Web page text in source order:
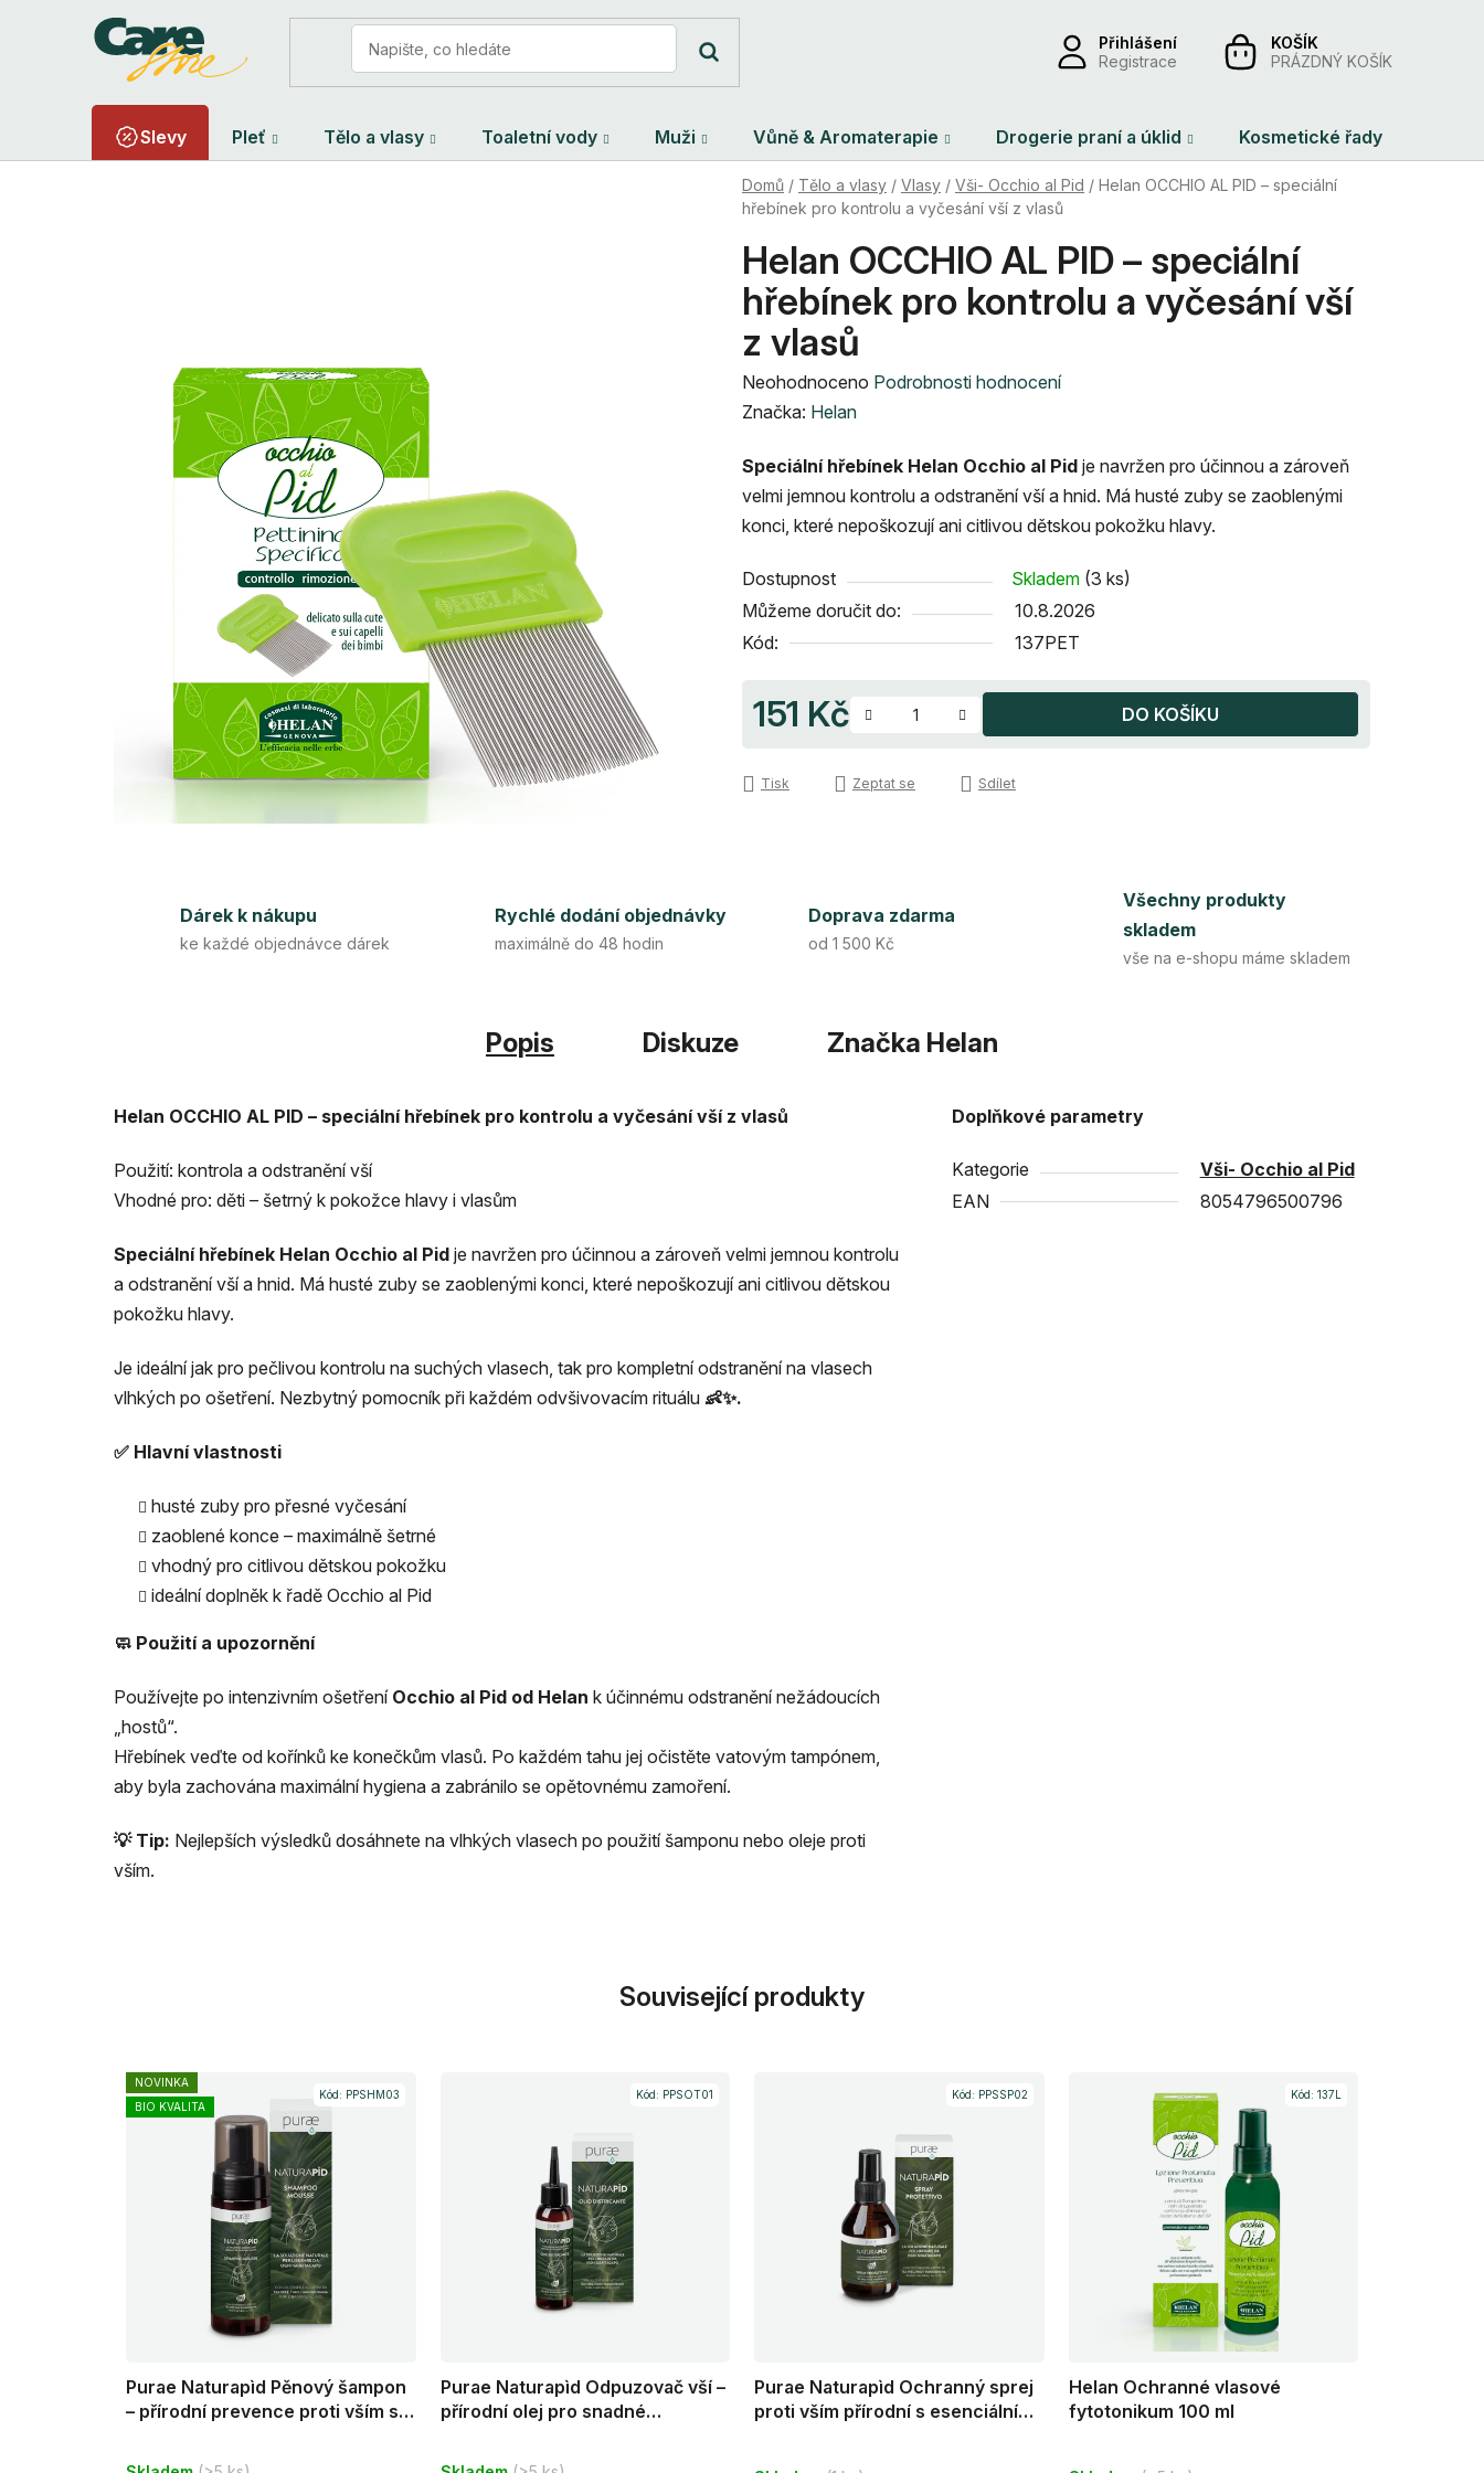
Přihlášení
Registrace
NÁKUPNÍPRÁZDNÝ KOŠÍK
Slevy Pleť Tělo a vlasy Toaletní vody Muži Vůně & Aromaterapie Drogerie praní a úklid Kosmetické řady
Domů / Tělo a vlasy / Vlasy / Vši- Occhio al Pid / Helan OCCHIO AL PID – speciální
hřebínek pro kontrolu a vyčesání vší z vlasů
Helan OCCHIO AL PID – speciální
hřebínek pro kontrolu a vyčesání vší
z vlasů
Průměrné
hodnocení
je
0,0
z
hvězdiček.
Neohodnoceno Podrobnosti hodnocení
Značka: Helan
Speciální hřebínek Helan Occhio al Pid je navržen pro účinnou a zároveň
velmi jemnou kontrolu a odstranění vší a hnid. Má husté zuby se zaoblenými
konci, které nepoškozují ani citlivou dětskou pokožku hlavy.
Dostupnost Skladem (3 ks)
Můžeme doručit do:
10.8.2026
Kód:
137PET
151 Kč DO KOŠÍKU
Tisk Zeptat se Sdílet
Dárek k nákupu
ke každé objednávce dárek
Rychlé dodání objednávky
maximálně do 48 hodin
Doprava zdarma
od 1 500 Kč
Všechny produkty
skladem
vše na e-shopu máme skladem
Popis Diskuze Značka Helan
Helan OCCHIO AL PID – speciální hřebínek pro kontrolu a vyčesání vší z vlasů
Použití: kontrola a odstranění vší
Vhodné pro: děti – šetrný k pokožce hlavy i vlasům
Speciální hřebínek Helan Occhio al Pid je navržen pro účinnou a zároveň velmi jemnou kontrolu
a odstranění vší a hnid. Má husté zuby se zaoblenými konci, které nepoškozují ani citlivou dětskou
pokožku hlavy.
Je ideální jak pro pečlivou kontrolu na suchých vlasech, tak pro kompletní odstranění na vlasech
vlhkých po ošetření. Nezbytný pomocník při každém odvšivovacím rituálu 👶✨.
✅ Hlavní vlastnosti
husté zuby pro přesné vyčesání
zaoblené konce – maximálně šetrné
vhodný pro citlivou dětskou pokožku
ideální doplněk k řadě Occhio al Pid
🧼 Použití a upozornění
Používejte po intenzivním ošetření Occhio al Pid od Helan k účinnému odstranění nežádoucích
„hostů“.
Hřebínek veďte od kořínků ke konečkům vlasů. Po každém tahu jej očistěte vatovým tampónem,
aby byla zachována maximální hygiena a zabránilo se opětovnému zamoření.
💡 Tip: Nejlepších výsledků dosáhnete na vlhkých vlasech po použití šamponu nebo oleje proti
vším.
Doplňkové parametry
Kategorie
Vši- Occhio al Pid
EAN
8054796500796
Související produkty
NOVINKA
BIO KVALITA
Purae Naturapìd Pěnový šampon
– přírodní prevence proti vším s
Kód: PPSHM03
Purae Naturapìd Odpuzovač vší –
přírodní olej pro snadné
hřebínek
Kód: PPSOT01
Purae Naturapìd Ochranný sprej
proti vším přírodní s esenciálními
Kód: PPSSP02
Helan Ochranné vlasové
fytotonikum 100 ml
Kód: 137L